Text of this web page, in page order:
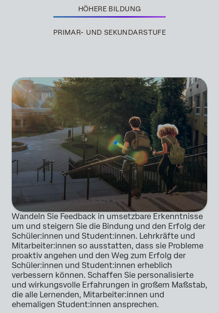
Unternehmen*
Stellenbezeichnung*
Geschäfts-E-Mail*
Telefonnummer*
Land*
Privacy
Optin
Durch die Bereitstellung dieser Informationen erklären Sie
sich damit einverstanden, dass wir Ihre
personenbezogenen Daten gemäß unserer
Datenschutzerklärung
verarbeiten
HÖHERE BILDUNG
PRIMAR- UND SEKUNDARSTUFE
Wandeln Sie Feedback in umsetzbare Erkenntnisse
um und steigern Sie die Bindung und den Erfolg der
Schüler:innen und Student:innen. Lehrkräfte und
Mitarbeiter:innen so ausstatten, dass sie Probleme
proaktiv angehen und den Weg zum Erfolg der
Schüler:innen und Student:innen erheblich
verbessern können. Schaffen Sie personalisierte
und wirkungsvolle Erfahrungen in großem Maßstab,
die alle Lernenden, Mitarbeiter:innen und
ehemaligen Student:innen ansprechen.